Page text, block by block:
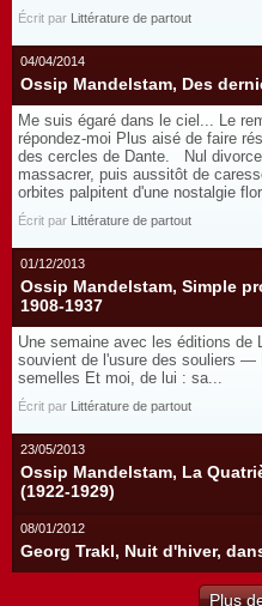
Écrit par Littérature de partout
04/04/2014
Ossip Mandelstam, Des
Me suis égaré dans le ciel... Le
répondez-moi Plus aisé de faire
des cercles de Dante. Nul
massacrer, puis aussitôt de
orbites palpitent d'une nostalgie
Écrit par Littérature de partout
01/12/2013
Ossip Mandelstam, Simple
1908-1937
Une semaine avec les
souvient de l'usure des souliers —
semelles Et moi, de lui : sa...
Écrit par Littérature de partout
23/05/2013
Ossip Mandelstam, La
(1922-1929)
08/01/2012
Georg Trakl, Nuit d'hiver,
Plus